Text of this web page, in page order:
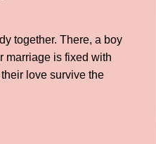
together. There, a boy
marriage is fixed with
love survive the